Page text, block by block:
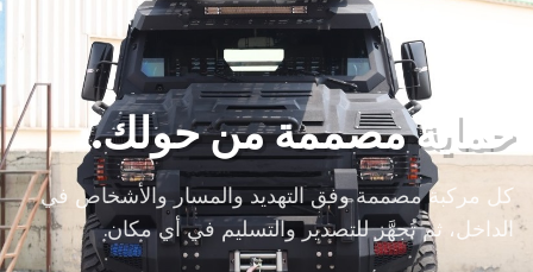
حماية مصممة من حولك.
كل مركبة مصممة وفق التهديد والمسار والأشخاص في
الداخل، ثم تُجهَّز للتصدير والتسليم في أي مكان.